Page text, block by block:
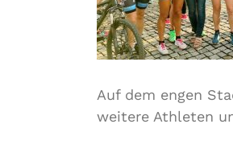
Auf dem engen
weitere Athleten